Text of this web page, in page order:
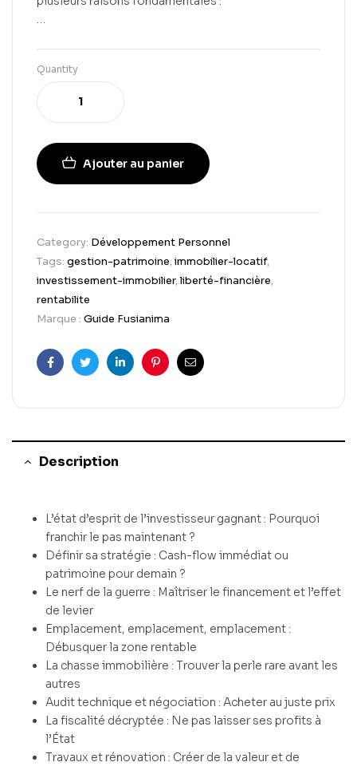
…
Quantity
Ajouter au panier
Category: Développement Personnel
Tags: gestion-patrimoine,immobilier-locatif,
investissement-immobilier,liberté-financière,
rentabilite
Marque : Guide Fusianima
FacebookTwitterLinkedinPinterestEmail
Description
L’état d’esprit de l’investisseur gagnant : Pourquoi
franchir le pas maintenant ?
Définir sa stratégie : Cash-flow immédiat ou
patrimoine pour demain ?
Le nerf de la guerre : Maîtriser le financement et l’effet
de levier
Emplacement, emplacement, emplacement :
Débusquer la zone rentable
La chasse immobilière : Trouver la perle rare avant les
autres
Audit technique et négociation : Acheter au juste prix
La fiscalité décryptée : Ne pas laisser ses profits à
l’État
Travaux et rénovation : Créer de la valeur et de